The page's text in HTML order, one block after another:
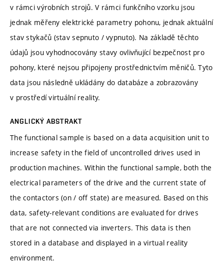
v rámci výrobních strojů. V rámci funkčního vzorku jsou
jednak měřeny elektrické parametry pohonu, jednak aktuální
stav stykačů (stav sepnuto / vypnuto). Na základě těchto
údajů jsou vyhodnocovány stavy ovlivňující bezpečnost pro
pohony, které nejsou připojeny prostřednictvím měničů. Tyto
data jsou následně ukládány do databáze a zobrazovány
v prostředí virtuální reality.
ANGLICKÝ ABSTRAKT
The functional sample is based on a data acquisition unit to
increase safety in the field of uncontrolled drives used in
production machines. Within the functional sample, both the
electrical parameters of the drive and the current state of
the contactors (on / off state) are measured. Based on this
data, safety-relevant conditions are evaluated for drives
that are not connected via inverters. This data is then
stored in a database and displayed in a virtual reality
environment.